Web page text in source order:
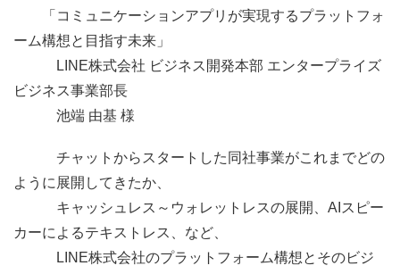
「コミュニケーションアプリが実現するプラットフォ
ーム構想と目指す未来」
LINE株式会社 ビジネス開発本部 エンタープライズ
ビジネス事業部長
池端 由基 様
チャットからスタートした同社事業がこれまでどの
ように展開してきたか、
キャッシュレス～ウォレットレスの展開、AIスピー
カーによるテキストレス、など、
LINE株式会社のプラットフォーム構想とそのビジ